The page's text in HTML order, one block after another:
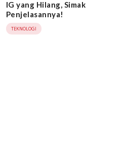
IG yang Hilang, Simak
Penjelasannya!
TEKNOLOGI